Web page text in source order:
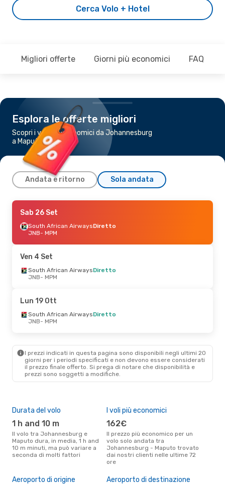
Cerca Volo + Hotel
Migliori offerte Giorni più economici FAQ
Esplora le offerte migliori
Scopri i voli più economici da Johannesburg
a Maputo
Andata e ritorno Sola andata
Mar 25 Ago
South African Airways
Diretto
South African Airways
Diretto
MPM - JNB
South African Airways
Diretto
JNB- MPM
South African Airways
Sab 26 Set
South African AirwaysDiretto
JNB- MPM
Ven 4 Set
South African AirwaysDiretto
JNB- MPM
Lun 19 Ott
South African AirwaysDiretto
JNB- MPM
I prezzi indicati in questa pagina sono disponibili negli ultimi 20
giorni per i periodi specificati e non devono essere considerati
il ​​prezzo finale offerto. Si prega di notare che disponibilità e
prezzi sono soggetti a modifiche.
Durata del volo
1 h and 10 m
Il volo tra Johannesburg e
Maputo dura, in media, 1 h and
10 m minuti, ma può variare a
seconda di molti fattori
I voli più economici
162€
Il prezzo più economico per un
volo solo andata tra
Johannesburg - Maputo trovato
dai nostri clienti nelle ultime 72
ore
Aeroporto di origine Aeroporto di destinazione